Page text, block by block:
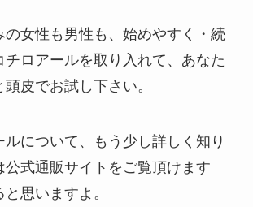
の女性も男性も、始めやすく・続
チロアールを取り入れて、あなた
皮でお試し下さい。
ルについて、もう少し詳しく知り
公式通販サイトをご覧頂けます
思いますよ。